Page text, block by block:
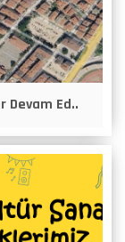
Devam Ed..